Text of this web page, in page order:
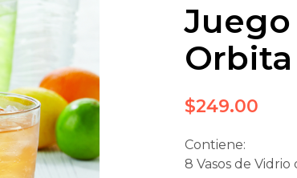
Juego
Orbita
$249.00
Contiene:
8 Vasos de Vidrio